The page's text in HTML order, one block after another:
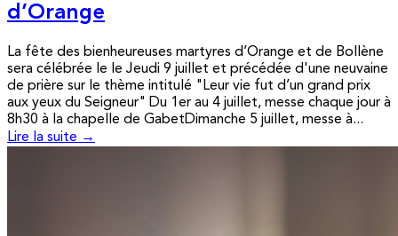
d’Orange
La fête des bienheureuses martyres d’Orange et de Bollène
sera célébrée le le Jeudi 9 juillet et précédée d'une neuvaine
de prière sur le thème intitulé "Leur vie fut d’un grand prix
aux yeux du Seigneur" Du 1er au 4 juillet, messe chaque jour à
8h30 à la chapelle de GabetDimanche 5 juillet, messe à...
Lire la suite →